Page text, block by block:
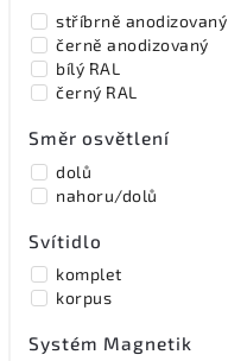
stříbrně anodizovaný
černě anodizovaný
bílý RAL
černý RAL
Směr osvětlení
dolů
nahoru/dolů
Svítidlo
komplet
korpus
Systém Magnetik